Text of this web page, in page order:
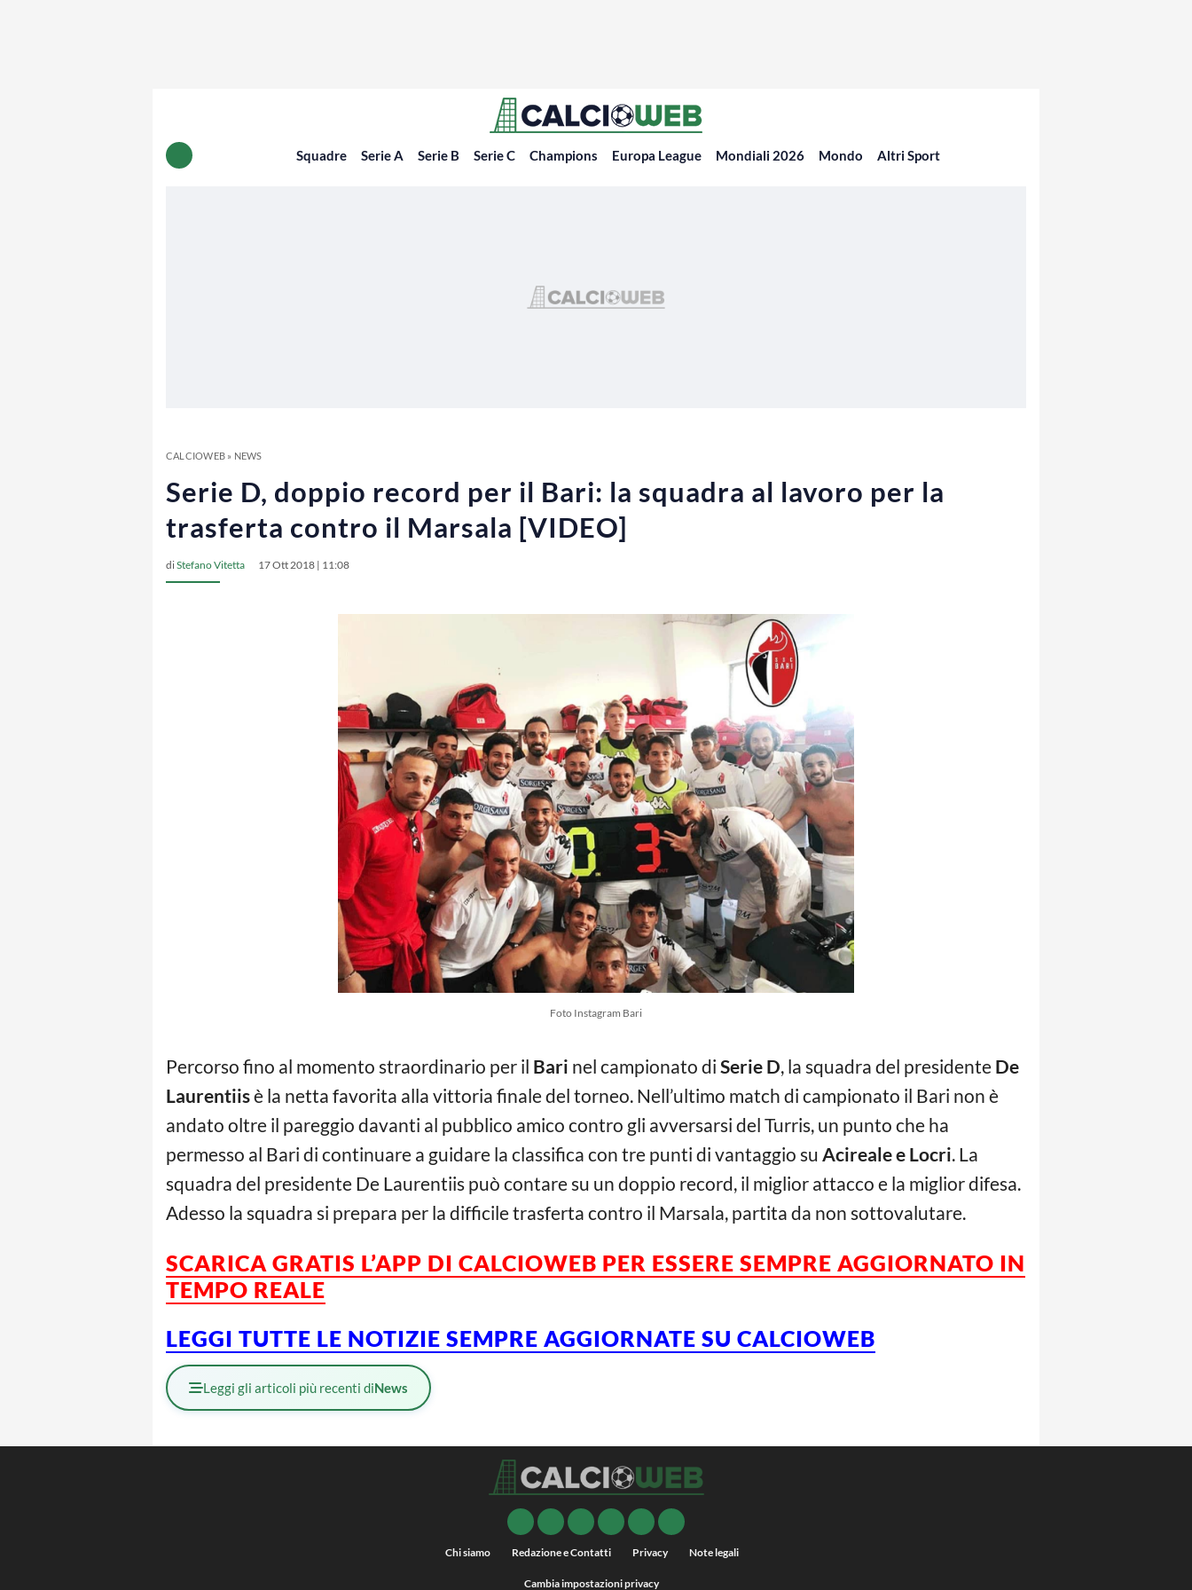
Squadre Serie A Serie B Serie C Champions Europa League Mondiali 2026 Mondo Altri Sport
CALCIOWEB» NEWS
Serie D, doppio record per il Bari: la squadra al lavoro per la
trasferta contro il Marsala [VIDEO]
diStefano Vitetta 17 Ott 2018 | 11:08
Foto Instagram Bari
Percorso fino al momento straordinario per il Bari nel campionato di Serie D, la squadra del presidente De
Laurentiisè la netta favorita alla vittoria finale del torneo. Nell’ultimo match di campionato il Bari non è
andato oltre il pareggio davanti al pubblico amico contro gli avversarsi del Turris, un punto che ha
permesso al Bari di continuare a guidare la classifica con tre punti di vantaggio su Acireale e Locri. La
squadra del presidente De Laurentiis può contare su un doppio record, il miglior attacco e la miglior difesa.
Adesso la squadra si prepara per la difficile trasferta contro il Marsala, partita da non sottovalutare.
SCARICA GRATIS L’APP DI CALCIOWEB PER ESSERE SEMPRE AGGIORNATO IN
TEMPO REALE
LEGGI TUTTE LE NOTIZIE SEMPRE AGGIORNATE SU CALCIOWEB
Leggi gli articoli più recenti diNews
Chi siamo Redazione e Contatti Privacy Note legali
Cambia impostazioni privacy